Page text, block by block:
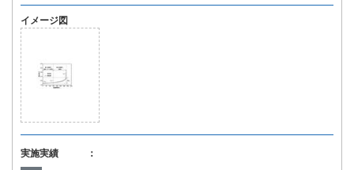
イメージ図
実施実績 ：